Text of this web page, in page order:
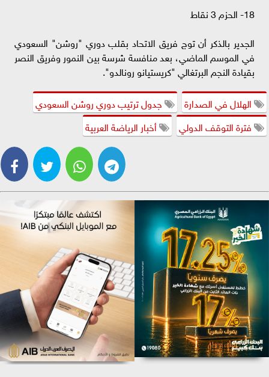
18- الحزم 3 نقاط
الجدير بالذكر أن توج فريق الاتحاد بقلب دوري "روشن" السعودي
في الموسم الماضي، بعد منافسة شرسة بين النمور وفريق النصر
بقيادة النجم البرتغالي "كريستيانو رونالدو".
الهلال في الصدارة
جدول ترتيب دوري روشن السعودي
فترة التوقف الدولي
أخبار الرياضة العربية